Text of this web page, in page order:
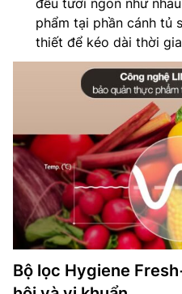
phẩm tại phần cánh tủ
thiết để kéo dài thời
Bộ lọc Hygiene